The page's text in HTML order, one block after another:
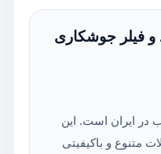
و فیلر جوشکاری
در ایران است. این
متنوع و باکیفیتی